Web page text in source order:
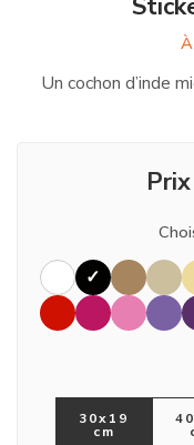
Un cochon d’inde
30x19
cm